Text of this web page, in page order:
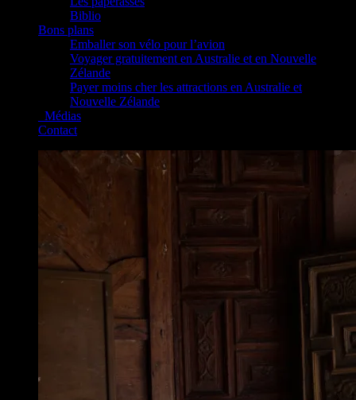
Biblio
Bons plans
Emballer son vélo pour l’avion
Voyager gratuitement en Australie et en Nouvelle
Zélande
Payer moins cher les attractions en Australie et
Nouvelle Zélande
_Médias
Contact